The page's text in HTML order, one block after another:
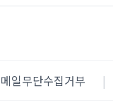
일무단수집거부 |